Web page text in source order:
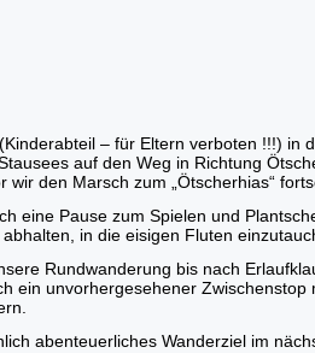
– für Eltern verboten !!!) in
auf den Weg in Richtung
den Marsch zum „Ötscherhias“
eine Pause zum Spielen und
in die eisigen Fluten
Rundwanderung bis nach
ein unvorhergesehener Zwischenstop
abenteuerliches Wanderziel im